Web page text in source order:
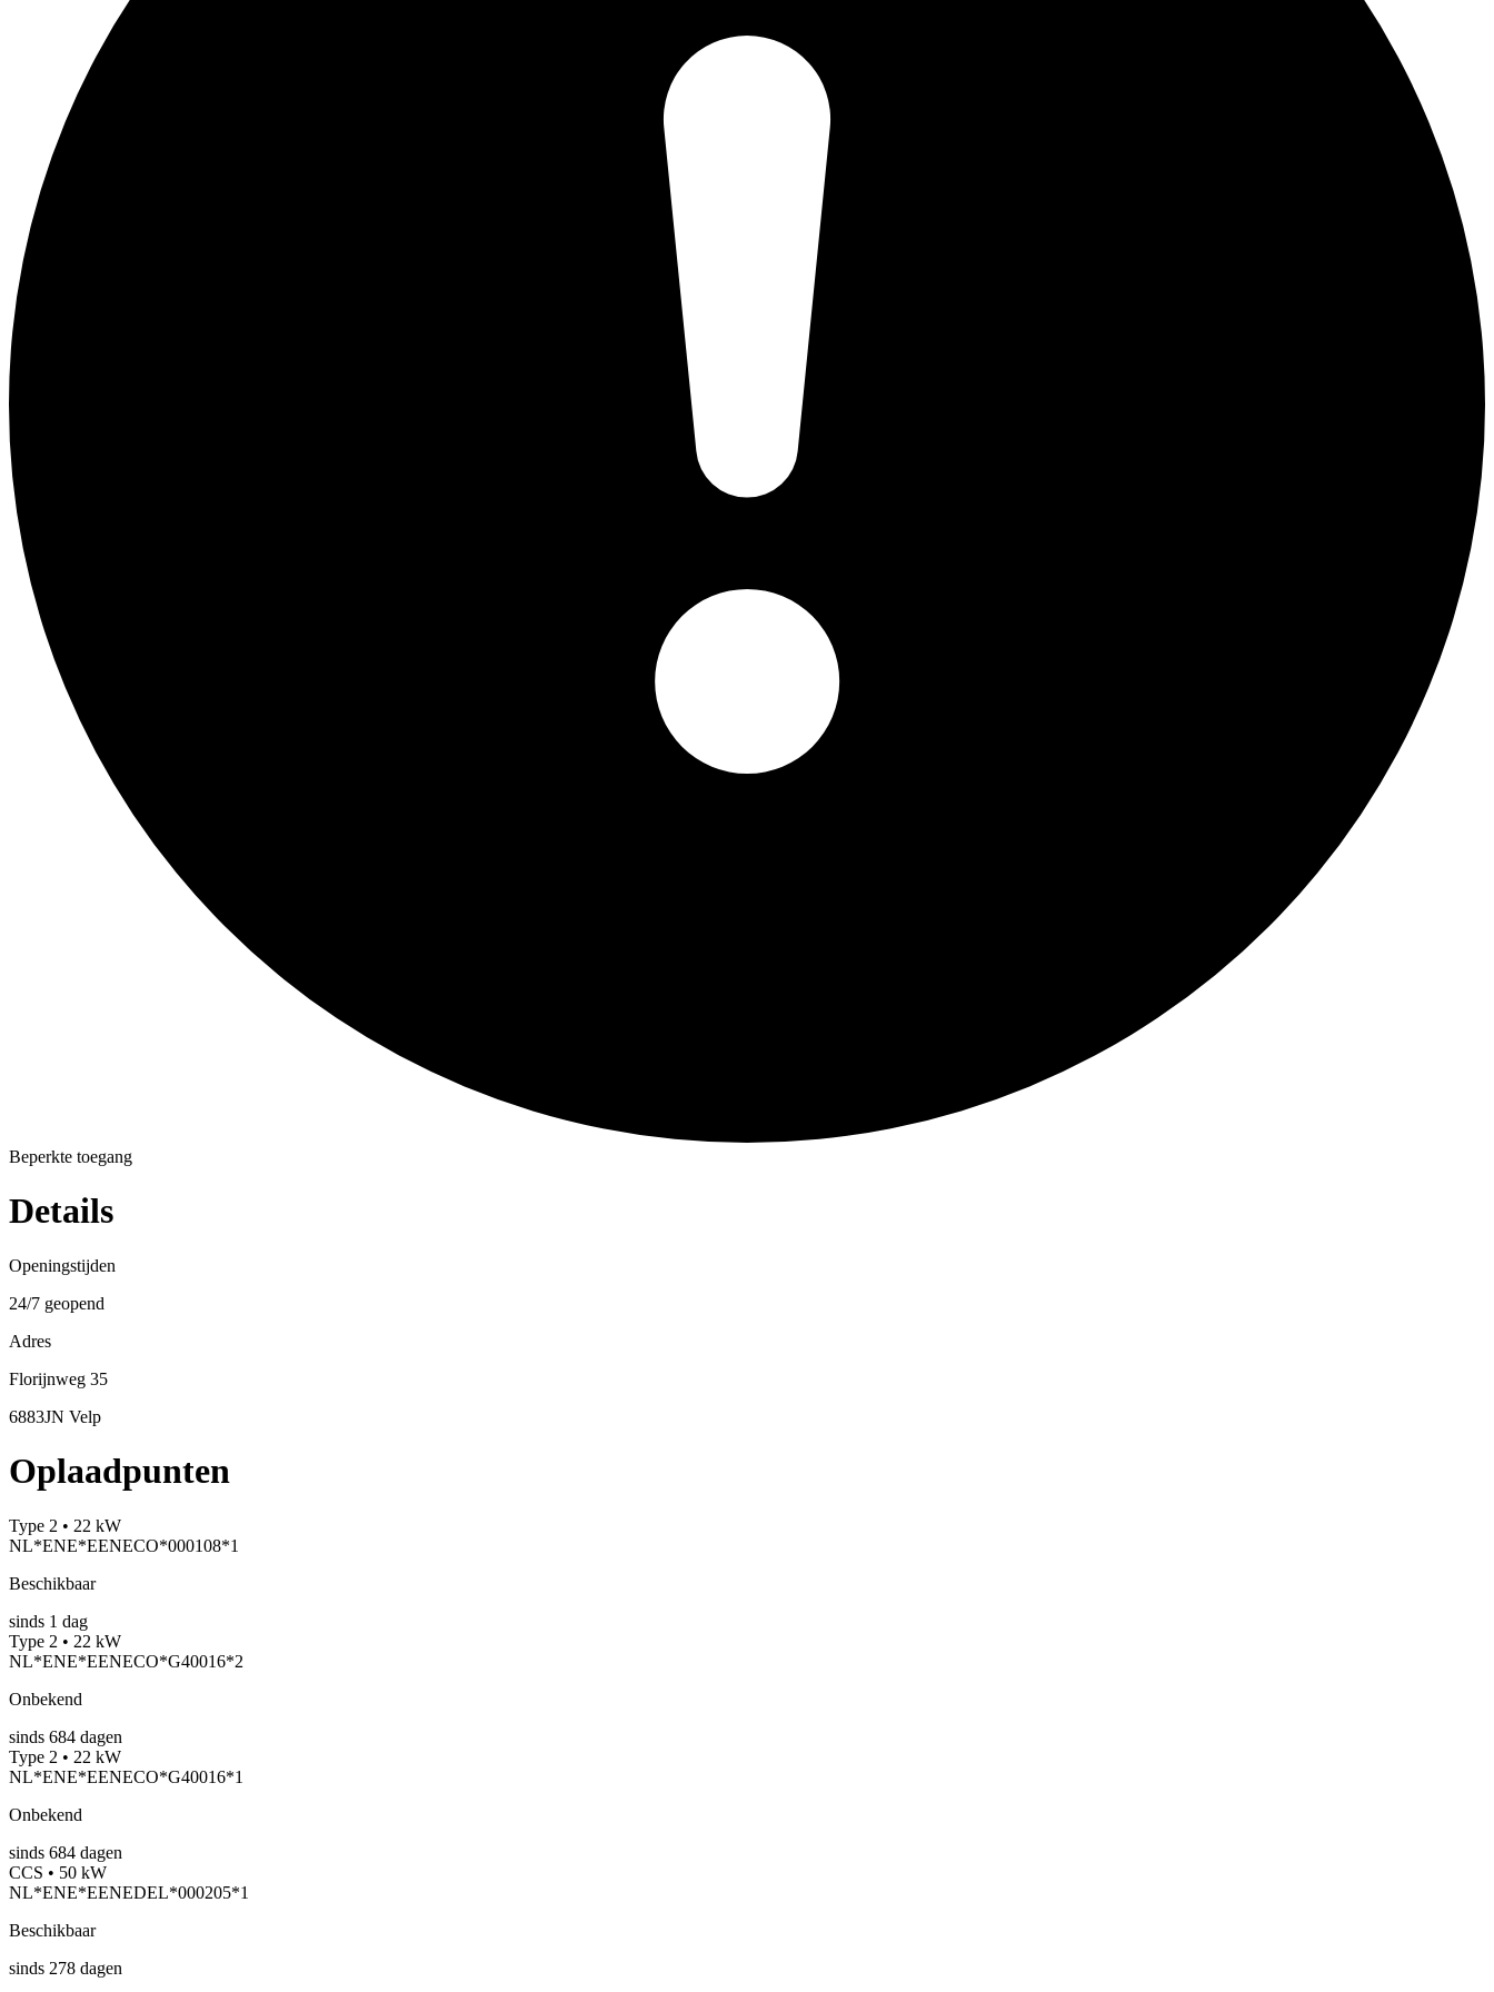
Beperkte toegang
Details
Openingstijden
24/7 geopend
Adres
Florijnweg 35
6883JN Velp
Oplaadpunten
Type 2 • 22 kW
NL*ENE*EENECO*000108*1
Beschikbaar
sinds 1 dag
Type 2 • 22 kW
NL*ENE*EENECO*G40016*2
Onbekend
sinds 684 dagen
Type 2 • 22 kW
NL*ENE*EENECO*G40016*1
Onbekend
sinds 684 dagen
CCS • 50 kW
NL*ENE*EENEDEL*000205*1
Beschikbaar
sinds 278 dagen